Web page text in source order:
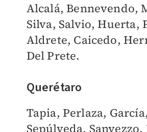
Alcalá, Bennevendo,
Silva, Salvio, Huerta,
Aldrete, Caicedo,
Del Prete.
Querétaro
Tapia, Perlaza, García,
Sepúlveda,